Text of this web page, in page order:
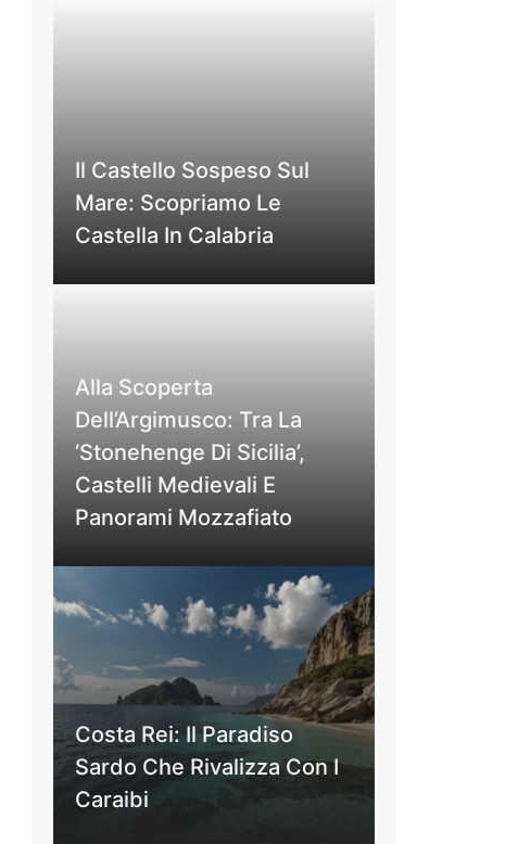
Il Castello Sospeso Sul
Mare: Scopriamo Le
Castella In Calabria
Alla Scoperta
Dell’Argimusco: Tra La
‘Stonehenge Di Sicilia’,
Castelli Medievali E
Panorami Mozzafiato
Costa Rei: Il Paradiso
Sardo Che Rivalizza Con I
Caraibi